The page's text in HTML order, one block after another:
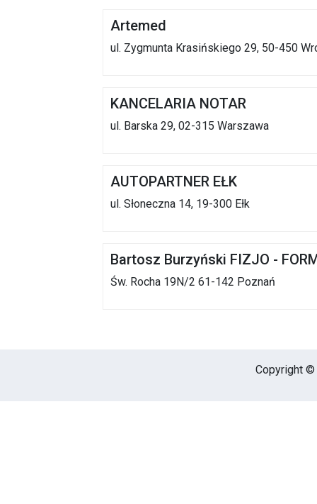
Artemed
ul. Zygmunta Krasińskiego 29, 50-450
KANCELARIA NOTAR
ul. Barska 29, 02-315 Warszawa
AUTOPARTNER EŁK
ul. Słoneczna 14, 19-300 Ełk
Bartosz Burzyński FIZJO -
Św. Rocha 19N/2 61-142 Poznań
Copyright ©